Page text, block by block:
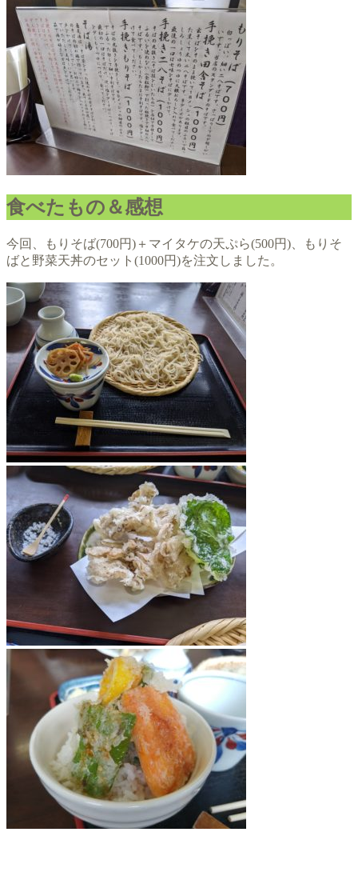
食べたもの＆感想
今回、もりそば(700円)＋マイタケの天ぷら(500円)、もりそ
ばと野菜天丼のセット(1000円)を注文しました。